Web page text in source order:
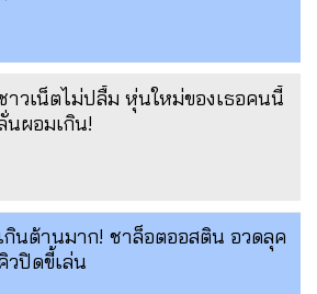
าวเน็ตไม่ปลื้ม หุ่นใหม่ของเธอคนนี้
นผอมเกิน!
กินต้านมาก! ชาล็อตออสติน อวดลุค
วปิดขี้เล่น